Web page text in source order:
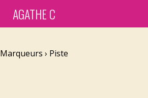
AGATHE C
Marqueurs › Piste